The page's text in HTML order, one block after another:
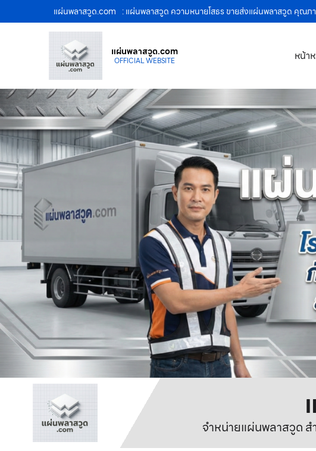
แผ่นพลาสวูด.com : แผ่นพลาสวูด ความหนายโสธร ขายส่งแผ่นพลาสวูด คุณภ
แผ่นพลาสวูด.com
OFFICIAL WEBSITE หน้า
จำหน่ายแผ่นพลาสวูด ส